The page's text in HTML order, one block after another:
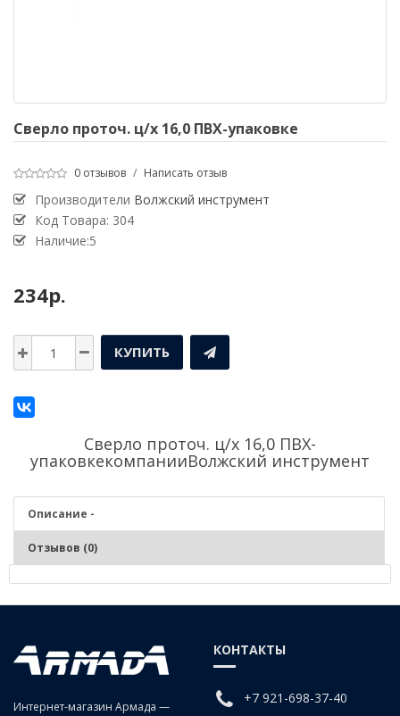
Сверло проточ. ц/х 16,0 ПВХ-упаковке
0 отзывов / Написать отзыв
Производители Волжский инструмент
Код Товара: 304
Наличие:5
234р.
КУПИТЬ
Сверло проточ. ц/х 16,0 ПВХ-
упаковкекомпанииВолжский инструмент
Описание -
Отзывов (0)
Сверление цилиндрических отверстий в заготовках и изделиях из
чугунов, сталей средней и низкой твердости, цветных сплавах,
пластмассах, древесных материалов. Фиксация – во внутренний
конус Морзе напрямую или через переходные втулки.
Интернет-магазин Армада —
КОНТАКТЫ
+7 921-698-37-40